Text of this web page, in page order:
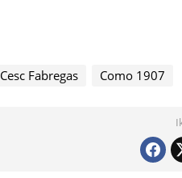
Cesc Fabregas Como 1907